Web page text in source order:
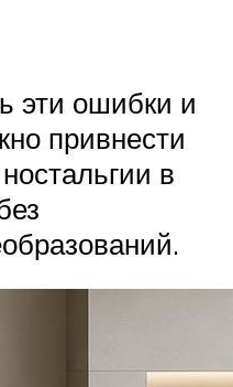
эти ошибки и
привнести
в